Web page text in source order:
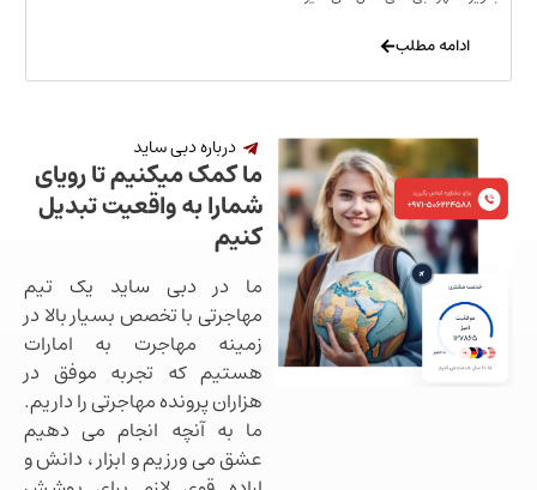
درباره دبی ساید
ما کمک میکنیم تا رویای
شمارا به واقعیت تبدیل
کنیم
ما در دبی ساید یک تیم
مهاجرتی با تخصص بسیار بالا در
زمینه مهاجرت به امارات
هستیم که تجربه موفق در
هزاران پرونده مهاجرتی را داریم.
ما به آنچه انجام می دهیم
عشق می ورزیم و ابزار ، دانش و